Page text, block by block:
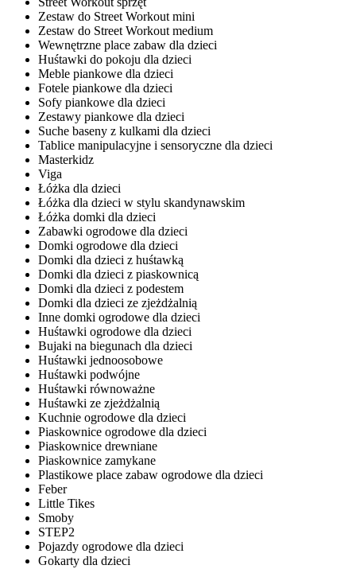
Zestaw do Street Workout mini
Zestaw do Street Workout medium
Wewnętrzne place zabaw dla dzieci
Huśtawki do pokoju dla dzieci
Meble piankowe dla dzieci
Fotele piankowe dla dzieci
Sofy piankowe dla dzieci
Zestawy piankowe dla dzieci
Suche baseny z kulkami dla dzieci
Tablice manipulacyjne i sensoryczne dla dzieci
Masterkidz
Viga
Łóżka dla dzieci
Łóżka dla dzieci w stylu skandynawskim
Łóżka domki dla dzieci
Zabawki ogrodowe dla dzieci
Domki ogrodowe dla dzieci
Domki dla dzieci z huśtawką
Domki dla dzieci z piaskownicą
Domki dla dzieci z podestem
Domki dla dzieci ze zjeżdżalnią
Inne domki ogrodowe dla dzieci
Huśtawki ogrodowe dla dzieci
Bujaki na biegunach dla dzieci
Huśtawki jednoosobowe
Huśtawki podwójne
Huśtawki równoważne
Huśtawki ze zjeżdżalnią
Kuchnie ogrodowe dla dzieci
Piaskownice ogrodowe dla dzieci
Piaskownice drewniane
Piaskownice zamykane
Plastikowe place zabaw ogrodowe dla dzieci
Feber
Little Tikes
Smoby
STEP2
Pojazdy ogrodowe dla dzieci
Gokarty dla dzieci